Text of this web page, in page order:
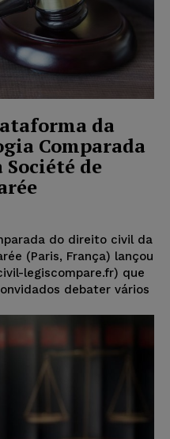
da
Comparada
de
do direito civil da
(Paris, França) lançou
legiscompare.fr) que
debater vários